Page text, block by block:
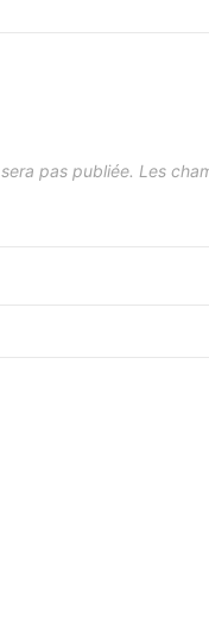
pas publiée. Les